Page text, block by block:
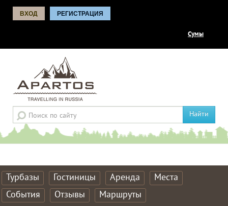
ВХОД РЕГИСТРАЦИЯ
Сумы
Найти
Турбазы Гостиницы Аренда
Места
События
Отзывы Маршруты